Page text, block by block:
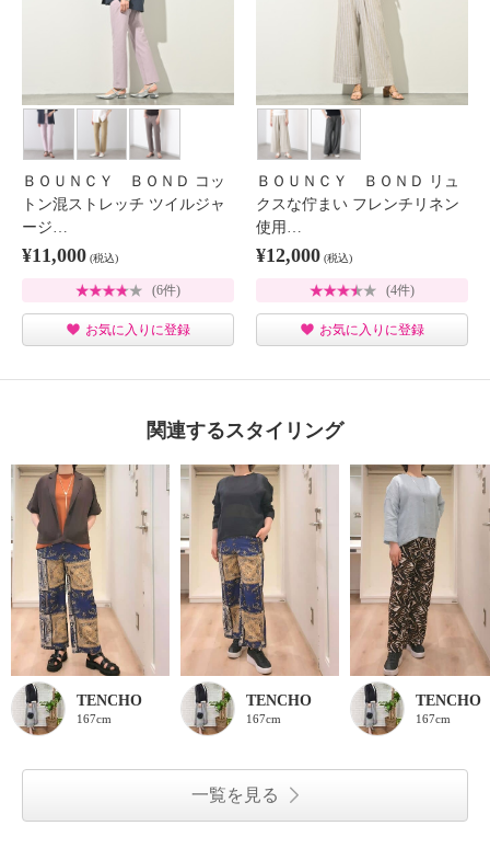
ＢＯＵＮＣＹ ＢＯＮＤ コッ
トン混ストレッチ ツイルジャ
ージ…
¥11,000 (税込)
(6件)
お気に入りに登録
ＢＯＵＮＣＹ ＢＯＮＤ リュ
クスな佇まい フレンチリネン
使用…
¥12,000 (税込)
(4件)
お気に入りに登録
関連するスタイリング
TENCHO
167cm
TENCHO
167cm
TENCHO
167cm
一覧を見る